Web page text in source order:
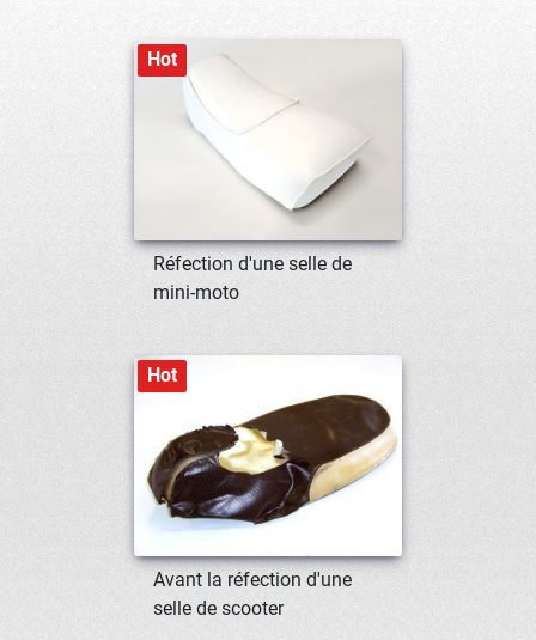
Hot
Réfection d'une selle de
mini-moto
Hot
Avant la réfection d'une
selle de scooter